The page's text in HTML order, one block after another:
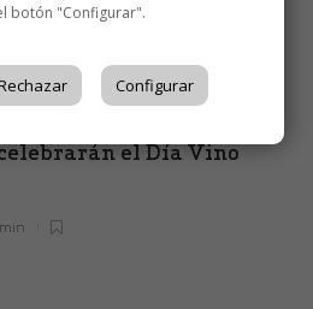
el Día Vino
botón "Configurar".
Configurar